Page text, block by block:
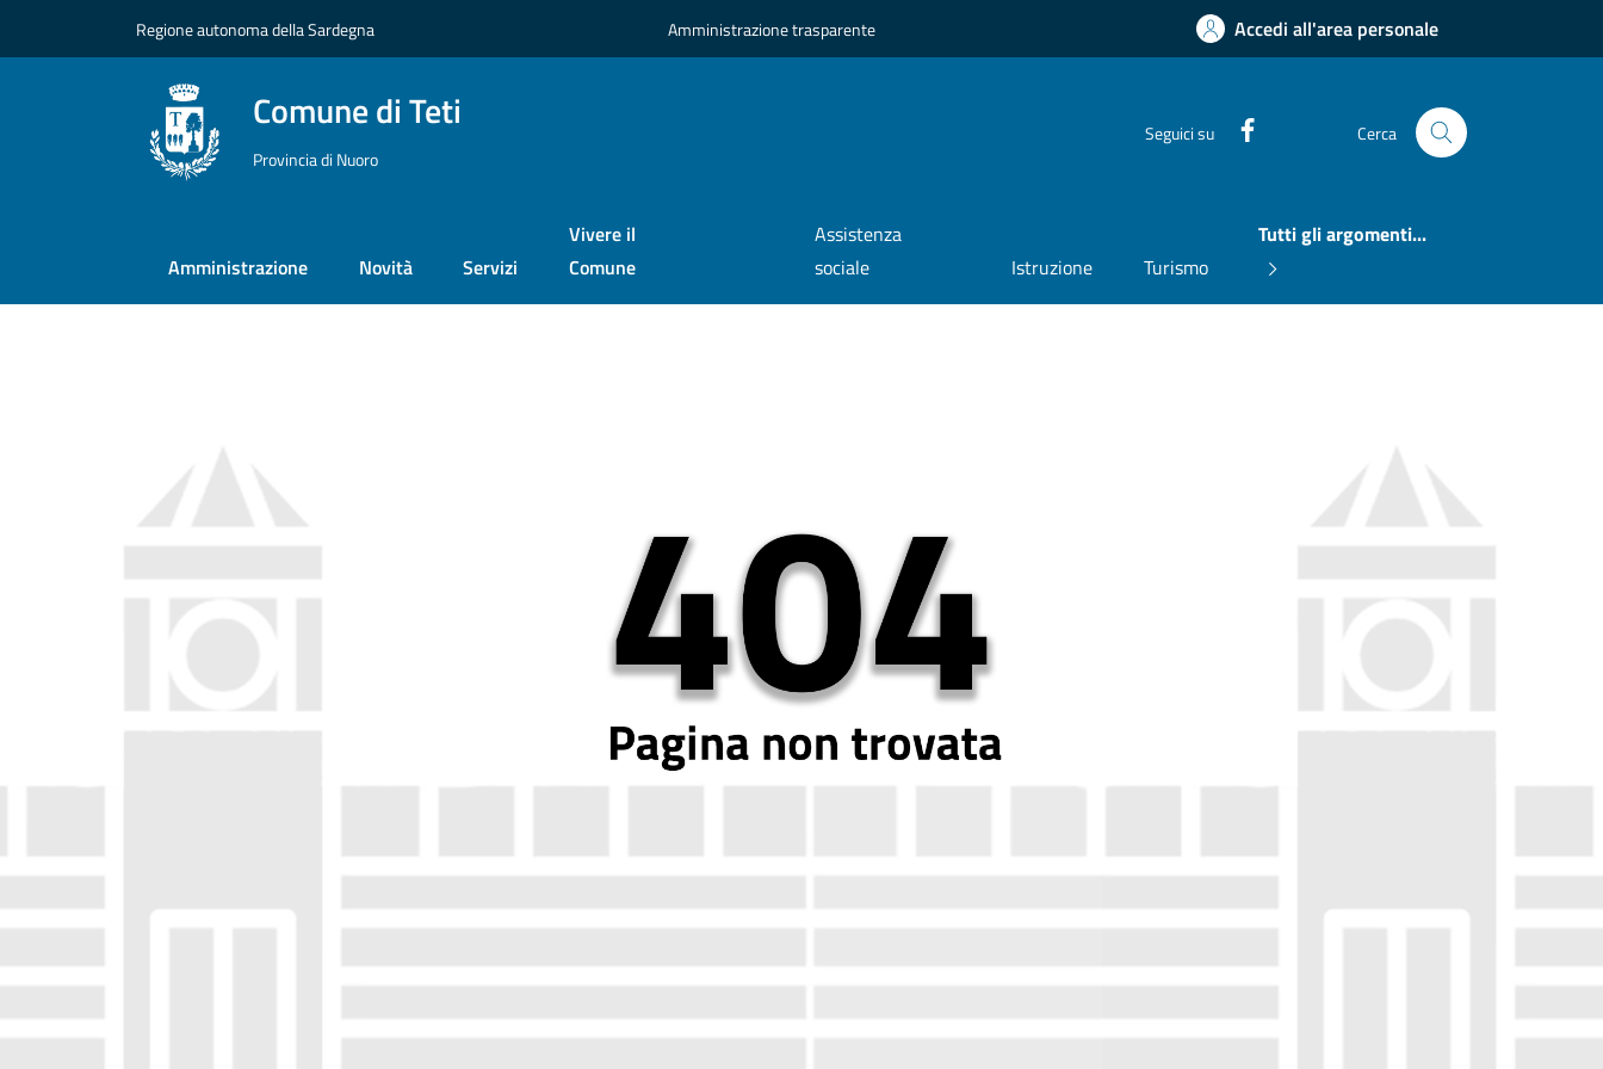
Regione autonoma della Sardegna Amministrazione trasparente Accedi all'area personale
Comune di Teti
Provincia di Nuoro
Seguici su Cerca
Amministrazione Novità Servizi
Vivere il
Comune
Assistenza
sociale
Istruzione Turismo
Tutti gli argomenti...